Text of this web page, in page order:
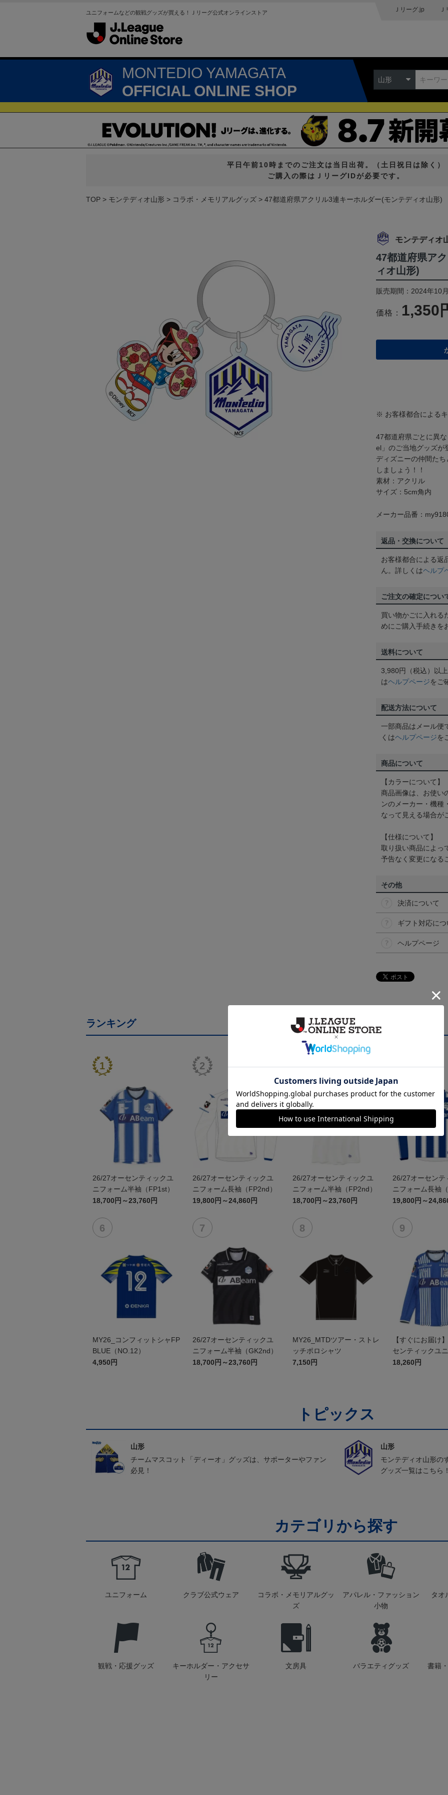
ユニフォームなどの観戦グッズが買える！Ｊリーグ公式オンラインストア Ｊリーグ.jp
MONTEDIO YAMAGATA
OFFICIAL ONLINE SHOP
山形
平日午前10時までのご注文は当日出荷。（土日祝日は除く）
ご購入の際はＪリーグIDが必要です。
TOP モンテディオ山形 コラボ・メモリアルグッズ 47都道府県アクリル3連キーホルダー(モンテディオ山形)
モンテディオ
47都道府県ア
ィオ山形)
販売期間：2024年10
価格： 1,350
※ お客様都合による
47都道府県ごとに異
el」のご当地グッズが
ディズニーの仲間た
しましょう！！
素材：アクリル
サイズ：5cm角内
メーカー品番：
返品・交換について
お客様都合による返
ん。詳しくはヘルプ
ご注文の確定につい
買い物かごに入れる
めにご購入手続きを
送料について
3,980円（税込）以
はヘルプページをご
配送方法について
一部商品はメール便
くはヘルプページを
商品について
【カラーについて】
商品画像は、お使い
ンのメーカー・機種
なって見える場合が
【仕様について】
取り扱い商品によっ
予告なく変更になる
その他
決済について
ギフト対応に
ヘルプページ
ランキング
26/27オーセンティックユ
ニフォーム半袖（FP1st）
18,700円～23,760円
26/27オーセンティックユ
ニフォーム長袖（FP2nd）
19,800円～24,860円
26/27オーセンティックユ
ニフォーム半袖（FP2nd）
18,700円～23,760円
26/27オーセンテ
ニフォーム長袖
19,800円～
MY26_コンフィットシャFP
BLUE（NO.12）
4,950円
26/27オーセンティックユ
ニフォーム半袖（GK2nd）
18,700円～23,760円
MY26_MTDツアー・ストレ
ッチポロシャツ
7,150円
【すぐにお届け
センティックユ
FP1st（長袖）
18,260円
トピックス
山形
チームマスコット「ディーオ」グッズは、サポーターやファン
必見！
山形
モンテディオ山形の
グッズ一覧はこちら
カテゴリから探す
ユニフォーム クラブ公式ウェア
コラボ・メモリアルグッ
ズ
アパレル・ファッション
小物
タオ
観戦・応援グッズ
キーホルダー・アクセサ
リー
文房具 バラエティグッズ 書籍